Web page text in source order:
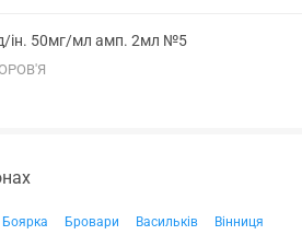
ін. 50мг/мл амп. 2мл №5
Боярка Бровари Васильків
Вінниця